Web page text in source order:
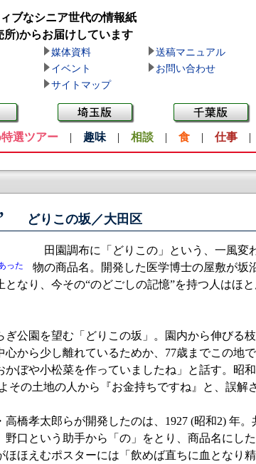
ブなシニア世代の情報紙
所)からお届けしています
媒体資料
送稿マニュアル
イベント
お問い合わせ
サイトマップ
選ツアー| 趣味| 相談| 食| 仕事|
どりこの坂／大田区
った
田園調布に「どりこの」という、一風変
物の商品名。開発した医学博士の屋敷が坂
なり、今その“のどごしの記憶”を持つ人はほ
公園を望む「どりこの坂」。園内から伸びる
から少し離れているためか、77歳までこの地
かぼや小松菜を作っていましたね」と話す。昭
その土地の人から『お金持ちですね』と、誤解
橋孝太郎らが開発したのは、1927 (昭和2) 年
口という助手から「の」をとり、商品名にし
ほえむポスターには「飲めば直ちに血となり